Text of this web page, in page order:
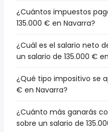
¿Cuántos impuestos
135.000 € en Navarra?
¿Cuál es el salario neto
un salario de 135.000 €
¿Qué tipo impositivo se
€ en Navarra?
¿Cuánto más ganarás
sobre un salario de